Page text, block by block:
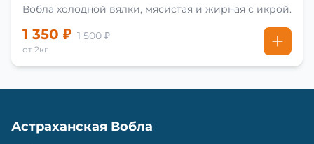
Вобла холодной вялки, мясистая и жирная с икрой.
1 350 ₽ 1 500 ₽
от 2кг
Астраханская Вобла